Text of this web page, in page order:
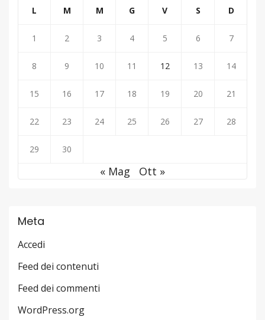
L M M G V S D
1 2 3 4 5 6 7
8 9 10 11 12 13 14
15 16 17 18 19 20 21
22 23 24 25 26 27 28
29 30
« Mag Ott »
Meta
Accedi
Feed dei contenuti
Feed dei commenti
WordPress.org